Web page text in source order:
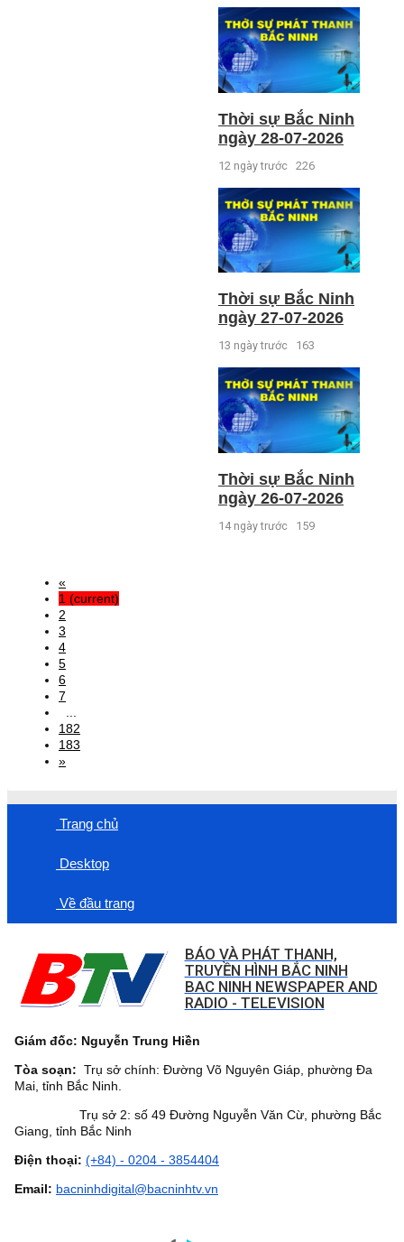
Thời sự Bắc Ninh
ngày 28-07-2026
12 ngày trước 226
Thời sự Bắc Ninh
ngày 27-07-2026
13 ngày trước 163
Thời sự Bắc Ninh
ngày 26-07-2026
14 ngày trước 159
«
1 (current)
2
3
4
5
6
7
182
183
»
Trang chủ
Desktop
Về đầu trang
BÁO VÀ PHÁT THANH,
TRUYỀN HÌNH BẮC NINH
BAC NINH NEWSPAPER AND
RADIO - TELEVISION
Giám đốc: Nguyễn Trung Hiền
Tòa soạn: Trụ sở chính: Đường Võ Nguyên Giáp, phường Đa
Mai, tỉnh Bắc Ninh.
Trụ sở 2: số 49 Đường Nguyễn Văn Cừ, phường Bắc
Giang, tỉnh Bắc Ninh
Điện thoại: (+84) - 0204 - 3854404
Email: bacninhdigital@bacninhtv.vn